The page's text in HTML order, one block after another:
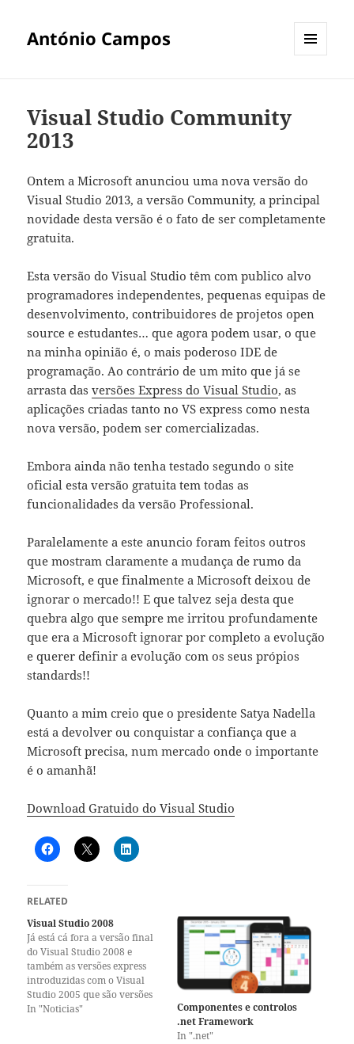
António Campos
Visual Studio Community
2013
Ontem a Microsoft anunciou uma nova versão do
Visual Studio 2013, a versão Community, a principal
novidade desta versão é o fato de ser completamente
gratuita.
Esta versão do Visual Studio têm com publico alvo
programadores independentes, pequenas equipas de
desenvolvimento, contribuidores de projetos open
source e estudantes… que agora podem usar, o que
na minha opinião é, o mais poderoso IDE de
programação. Ao contrário de um mito que já se
arrasta dasversões Express do Visual Studio, as
aplicações criadas tanto no VS express como nesta
nova versão, podem ser comercializadas.
Embora ainda não tenha testado segundo o site
oficial esta versão gratuita tem todas as
funcionalidades da versão Professional.
Paralelamente a este anuncio foram feitos outros
que mostram claramente a mudança de rumo da
Microsoft, e que finalmente a Microsoft deixou de
ignorar o mercado!! E que talvez seja desta que
quebra algo que sempre me irritou profundamente
que era a Microsoft ignorar por completo a evolução
e querer definir a evolução com os seus própios
standards!!
Quanto a mim creio que o presidente Satya Nadella
está a devolver ou conquistar a confiança que a
Microsoft precisa, num mercado onde o importante
é o amanhã!
Download Gratuido do Visual Studio
RELATED
Visual Studio 2008
Já está cá fora a versão final
do Visual Studio 2008 e
também as versões express
introduzidas com o Visual
Studio 2005 que são versões
para sem restrições de uso
In "Noticias"
Componentes e controlos
.net Framework
In ".net"